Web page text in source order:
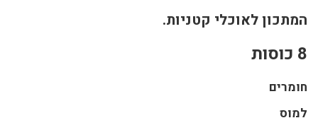
המתכון לאוכלי קטניות.
8 כוסות
חומרים
למוס